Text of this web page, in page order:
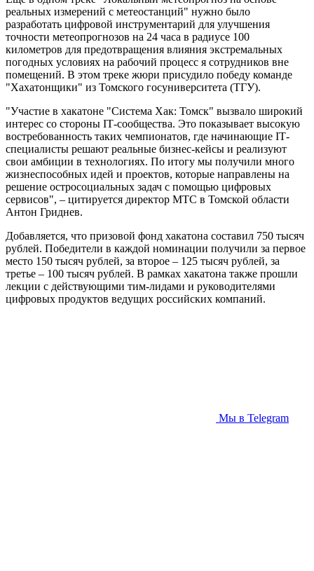
реальных измерений с метеостанций" нужно было
разработать цифровой инструментарий для улучшения
точности метеопрогнозов на 24 часа в радиусе 100
километров для предотвращения влияния экстремальных
погодных условиях на рабочий процесс я сотрудников вне
помещений. В этом треке жюри присудило победу команде
"Хахатонщики" из Томского госуниверситета (ТГУ).
"Участие в хакатоне "Система Хак: Томск" вызвало широкий
интерес со стороны IТ-сообщества. Это показывает высокую
востребованность таких чемпионатов, где начинающие IТ-
специалисты решают реальные бизнес-кейсы и реализуют
свои амбиции в технологиях. По итогу мы получили много
жизнеспособных идей и проектов, которые направлены на
решение остросоциальных задач с помощью цифровых
сервисов", – цитируется директор МТС в Томской области
Антон Гриднев.
Добавляется, что призовой фонд хакатона составил 750 тысяч
рублей. Победители в каждой номинации получили за первое
место 150 тысяч рублей, за второе – 125 тысяч рублей, за
третье – 100 тысяч рублей. В рамках хакатона также прошли
лекции с действующими тим-лидами и руководителями
цифровых продуктов ведущих российских компаний.
Мы в Telegram